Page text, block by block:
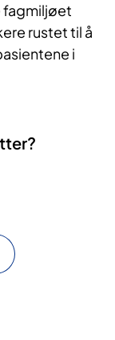
fagmiljøet
rustet til å
i